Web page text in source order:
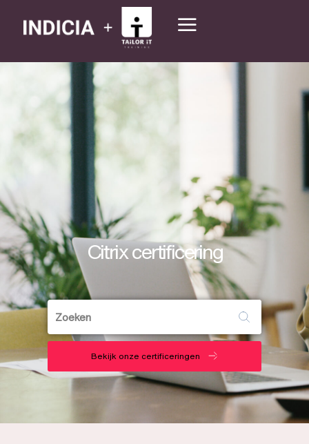
Citrix certificering
Bekijk onze certificeringen